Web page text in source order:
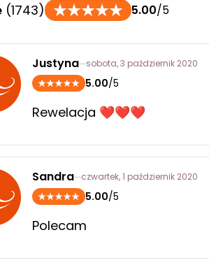
(1743) 5.00/5
Justyna sobota, 3 październik 2020
5.00/5
Rewelacja ❤❤❤
Sandra czwartek, 1 październik 2020
5.00/5
Polecam